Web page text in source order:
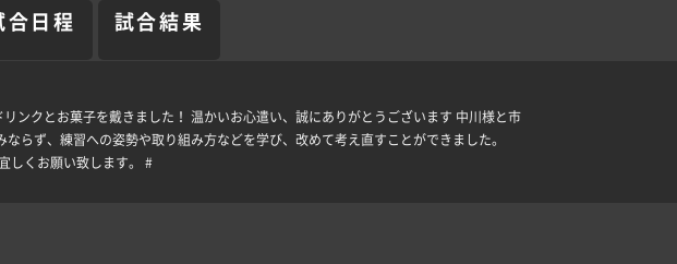
合日程 試合結果
ンクとお菓子を戴きました！ 温かいお心遣い、誠にありがとうございます 中川様と市
らず、練習への姿勢や取り組み方などを学び、改めて考え直すことができました。
しくお願い致します。 #